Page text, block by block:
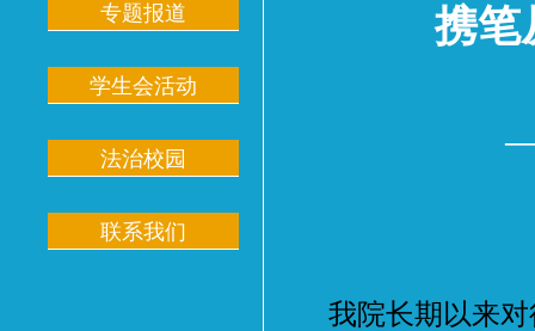
专题报道
学生会活动
法治校园
联系我们
携笔
我院长期以来对